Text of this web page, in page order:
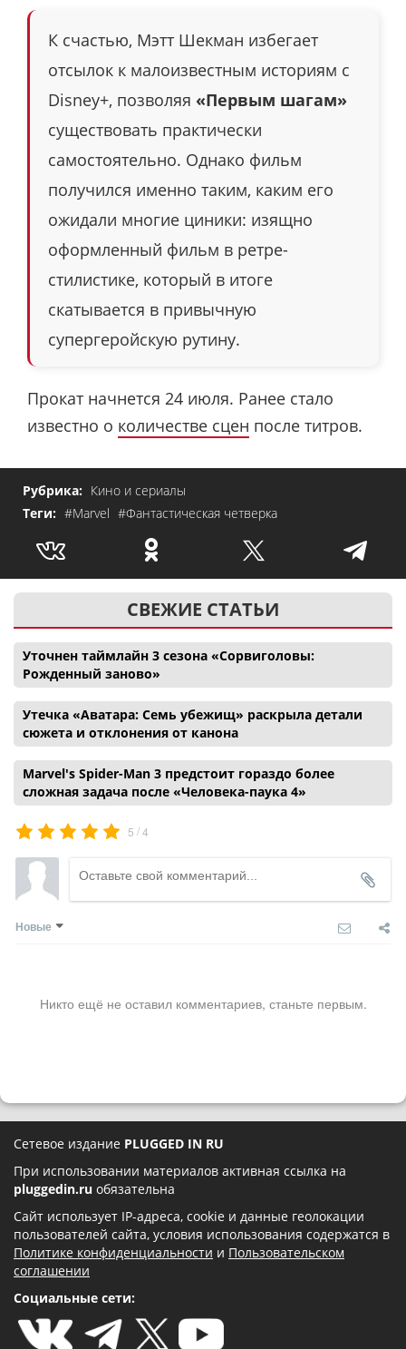
К счастью, Мэтт Шекман избегает
отсылок к малоизвестным историям с
Disney+, позволяя «Первым шагам»
существовать практически
самостоятельно. Однако фильм
получился именно таким, каким его
ожидали многие циники: изящно
оформленный фильм в ретре-
стилистике, который в итоге
скатывается в привычную
супергеройскую рутину.
Прокат начнется 24 июля. Ранее стало
известно о количестве сцен после титров.
Рубрика: Кино и сериалы
Теги: #Marvel #Фантастическая четверка
СВЕЖИЕ СТАТЬИ
Уточнен таймлайн 3 сезона «Сорвиголовы:
Рожденный заново»
Утечка «Аватара: Семь убежищ» раскрыла детали
сюжета и отклонения от канона
Marvel's Spider-Man 3 предстоит гораздо более
сложная задача после «Человека-паука 4»
5 /4
Новые
Никто ещё не оставил комментариев, станьте первым.
Сетевое издание PLUGGED IN RU
При использовании материалов активная ссылка на
pluggedin.ru обязательна
Сайт использует IP-адреса, cookie и данные геолокации
пользователей сайта, условия использования содержатся в
Политике конфиденциальности и Пользовательском
соглашении
Социальные сети: